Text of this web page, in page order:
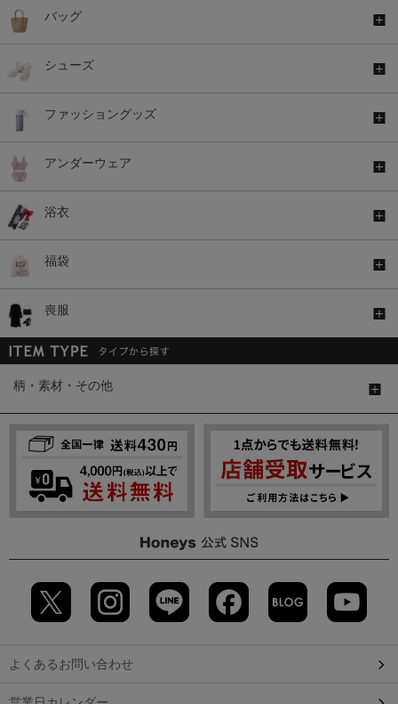
バッグ
シューズ
ファッショングッズ
アンダーウェア
浴衣
福袋
喪服
柄・素材・その他
よくあるお問い合わせ